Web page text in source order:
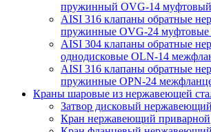
пружинный OVG-14 муфтовый
AISI 316 клапаны обратные
пружинные OVG-24 муфтовые
AISI 304 клапаны обратные
однодисковые OLN-14
AISI 316 клапаны обратные
пружинные OPN-24
Краны шаровые из нержавеющей
Затвор дисковый нержавеющий
Кран нержавеющий приварной